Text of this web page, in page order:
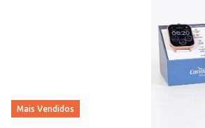
Mais Vendidos